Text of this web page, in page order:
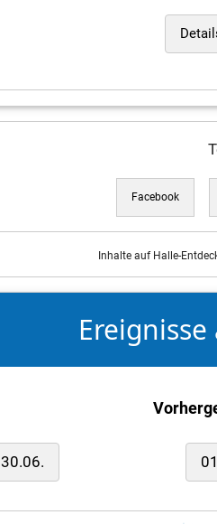
Facebook
Inhalte auf Halle-
30.06.